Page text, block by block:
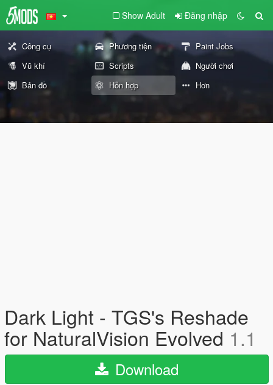
Show Adult Đăng nhập
Công cụ Phương tiện
Paint Jobs
Vũ khí
Scripts
Người chơi
Bản đồ
Hỗn hợp Hơn
Dark Light - TGS's Reshade
for NaturalVision Evolved 1.1
Download